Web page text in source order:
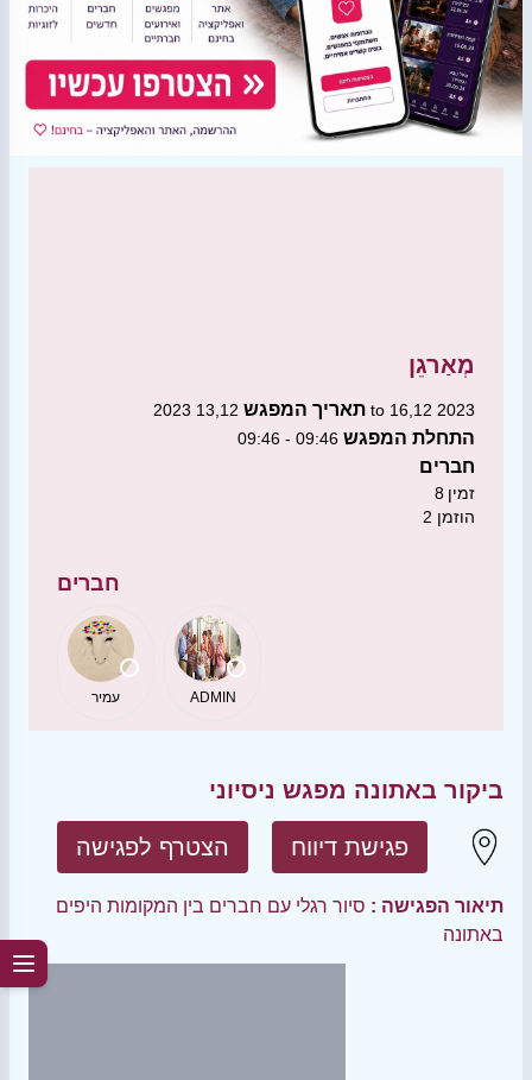
מְאַרגֵן
תאריך המפגש 13,12 2023 to 16,12 2023
התחלת המפגש 09:46 - 09:46
חברים
8 זמין
2 הוזמן
חברים
עמיר ADMIN
ביקור באתונה מפגש ניסיוני
הצטרף לפגישה פגישת דיווח
תיאור הפגישה : סיור רגלי עם חברים בין המקומות היפים
באתונה